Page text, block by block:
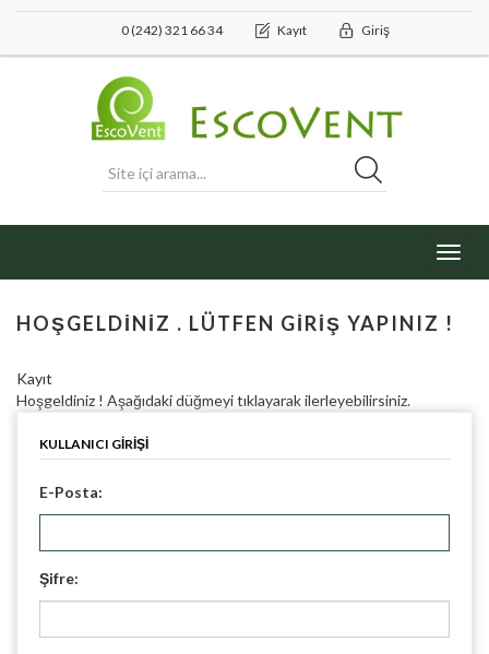
0 (242) 321 66 34 Kayıt Giriş
HOŞGELDINIZ . LÜTFEN GIRIŞ YAPINIZ !
Kayıt
Hoşgeldiniz ! Aşağıdaki düğmeyi tıklayarak ilerleyebilirsiniz.
KULLANICI GIRIŞI
E-Posta:
Şifre: